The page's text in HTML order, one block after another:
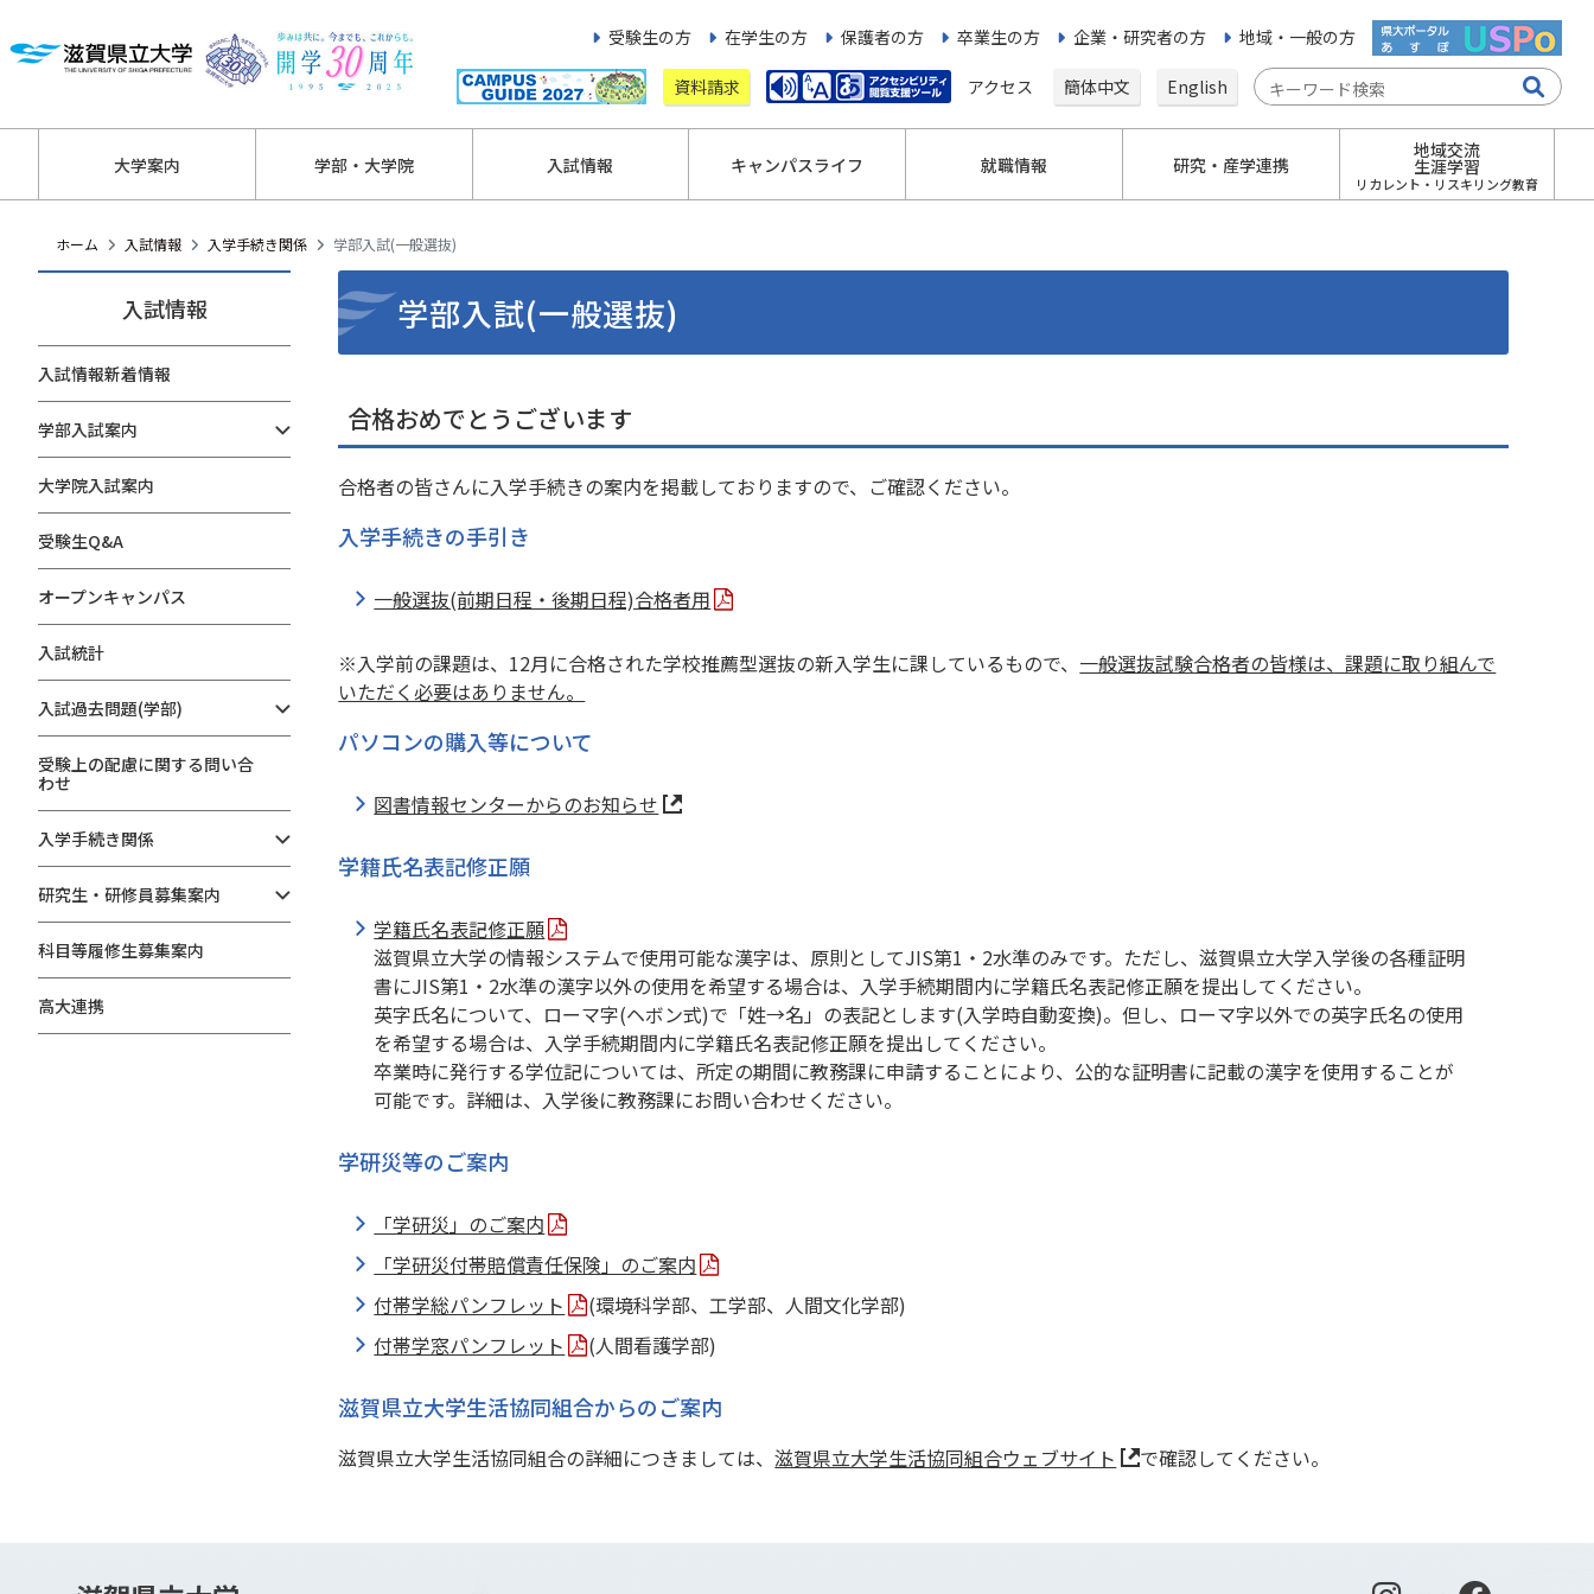
受験生の方 在学生の方 保護者の方 卒業生の方 企業・研究者の方 地域・一般の方
資料請求 アクセス 簡体中文 English
大学案内 学部・大学院 入試情報 キャンパスライフ 就職情報 研究・産学連携
地域交流
生涯学習
リカレント・リスキリング教育
ホーム 入試情報 入学手続き関係 学部入試(一般選抜)
入試情報
入試情報新着情報
学部入試案内
大学院入試案内
受験生Q&A
オープンキャンパス
入試統計
入試過去問題(学部)
受験上の配慮に関する問い合
わせ
入学手続き関係
研究生・研修員募集案内
科目等履修生募集案内
高大連携
学部入試(一般選抜)
合格おめでとうございます
合格者の皆さんに入学手続きの案内を掲載しておりますので、ご確認ください。
入学手続きの手引き
一般選抜(前期日程・後期日程)合格者用
※入学前の課題は、12月に合格された学校推薦型選抜の新入学生に課しているもので、 一般選抜試験合格者の皆様は、課題に取り組んで
いただく必要はありません。
パソコンの購入等について
図書情報センターからのお知らせ
学籍氏名表記修正願
学籍氏名表記修正願
滋賀県立大学の情報システムで使用可能な漢字は、原則としてJIS第1・2水準のみです。ただし、滋賀県立大学入学後の各種証明
書にJIS第1・2水準の漢字以外の使用を希望する場合は、入学手続期間内に学籍氏名表記修正願を提出してください。
英字氏名について、ローマ字(ヘボン式)で「姓→名」の表記とします(入学時自動変換)。但し、ローマ字以外での英字氏名の使用
を希望する場合は、入学手続期間内に学籍氏名表記修正願を提出してください。
卒業時に発行する学位記については、所定の期間に教務課に申請することにより、公的な証明書に記載の漢字を使用することが
可能です。詳細は、入学後に教務課にお問い合わせください。
学研災等のご案内
「学研災」のご案内
「学研災付帯賠償責任保険」のご案内
付帯学総パンフレット
(環境科学部、工学部、人間文化学部)
付帯学窓パンフレット
(人間看護学部)
滋賀県立大学生活協同組合からのご案内
滋賀県立大学生活協同組合の詳細につきましては、滋賀県立大学生活協同組合ウェブサイト で確認してください。